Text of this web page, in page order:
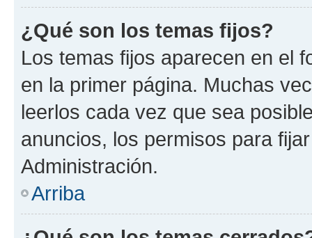
¿Qué son los temas fijos?
Los temas fijos aparecen en el
en la primer página. Muchas
leerlos cada vez que sea
anuncios, los permisos para
Administración.
Arriba